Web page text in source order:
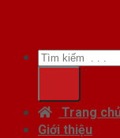
Tìm
kiếm:
Trang chủ
Giới thiệu